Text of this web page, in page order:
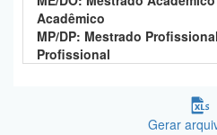
Acadêmico
MP/DP: Mestrado
Profissional
Gerar